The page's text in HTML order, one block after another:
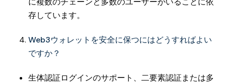
存しています。
Web3ウォレットを安全に保つにはどうすればよい
ですか？
生体認証ログインのサポート、二要素認証または多